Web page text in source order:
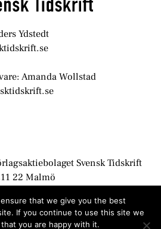
Ydstedt
Amanda Wollstad
Svensk Tidskrift
22 Malmö
Tidskrift 2021
that we give you the best
If you continue to use this site we
you are happy with it.